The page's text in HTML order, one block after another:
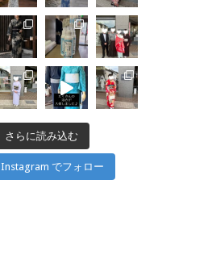
さらに読み込む
Instagram でフォロー